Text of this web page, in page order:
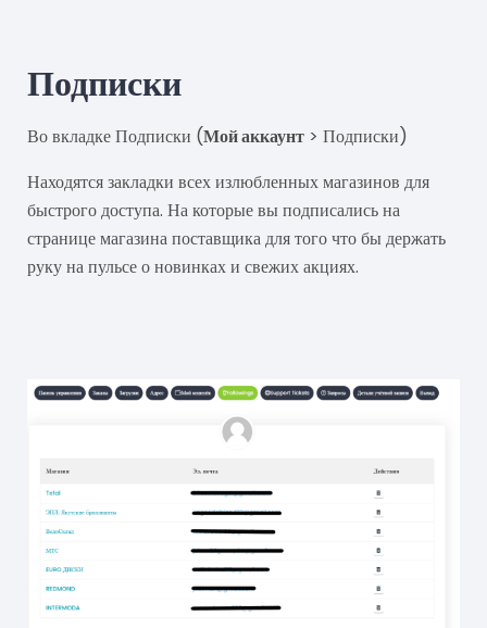
Подписки
Во вкладке Подписки (Мой аккаунт > Подписки)
Находятся закладки всех излюбленных магазинов для
быстрого доступа. На которые вы подписались на
странице магазина поставщика для того что бы держать
руку на пульсе о новинках и свежих акциях.